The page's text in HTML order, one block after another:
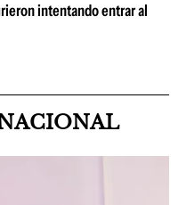
intentando entrar al